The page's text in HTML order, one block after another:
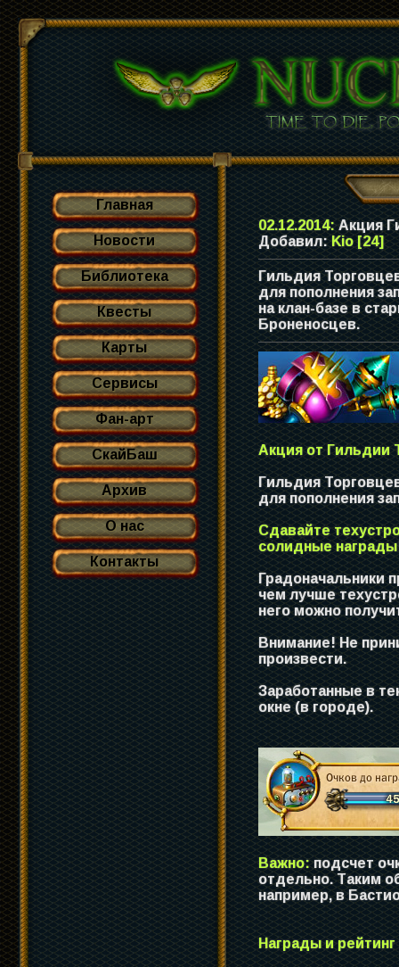
Главная
Новости
Библиотека
Квесты
Карты
Сервисы
Фан-арт
СкайБаш
Архив
О нас
Контакты
02.12.2014: Акция
Добавил: Kio [24]
Гильдия
для пополнения
на клан-базе в
Броненосцев.
Акция от Гильдии
Гильдия
для пополнения
Сдавайте
солидные
Градоначальники
чем лучше
него можно
Внимание! Не
произвести.
Заработанные в
окне (в городе).
Важно: подсчет
отдельно. Таким
например, в
Награды и рейтинг